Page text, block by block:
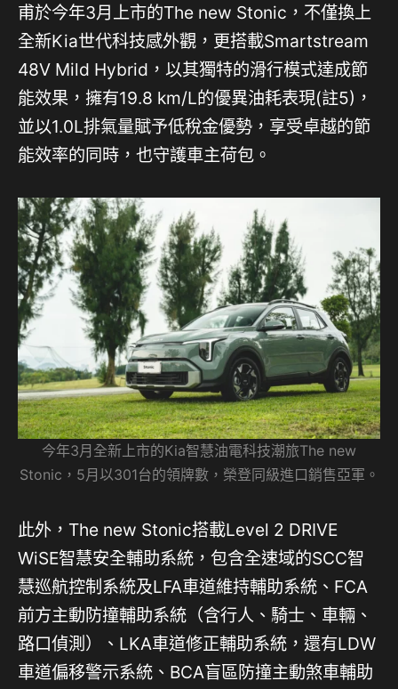
甫於今年3月上市的The new Stonic，不僅換上
全新Kia世代科技感外觀，更搭載Smartstream
48V Mild Hybrid，以其獨特的滑行模式達成節
能效果，擁有19.8 km/L的優異油耗表現(註5)，
並以1.0L排氣量賦予低稅金優勢，享受卓越的節
能效率的同時，也守護車主荷包。
今年3月全新上市的Kia智慧油電科技潮旅The new
Stonic，5月以301台的領牌數，榮登同級進口銷售亞軍。
此外，The new Stonic搭載Level 2 DRIVE
WiSE智慧安全輔助系統，包含全速域的SCC智
慧巡航控制系統及LFA車道維持輔助系統、FCA
前方主動防撞輔助系統（含行人、騎士、車輛、
路口偵測）、LKA車道修正輔助系統，還有LDW
車道偏移警示系統、BCA盲區防撞主動煞車輔助